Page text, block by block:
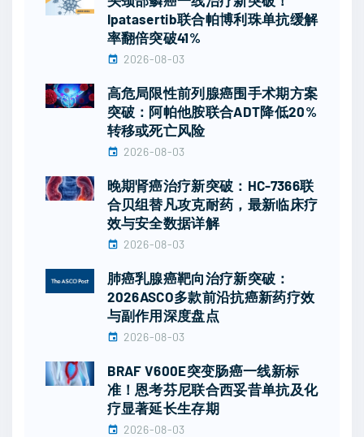
Ipatasertib联合帕博利珠单抗缓解
率翻倍突破41%
2026-08-03
高危局限性前列腺癌围手术期方案
突破：阿帕他胺联合ADT降低20%
转移或死亡风险
2026-08-03
晚期肾癌治疗新突破：HC-7366联
合贝组替凡攻克耐药，最新临床疗
效与安全数据详解
2026-08-03
肺癌乳腺癌靶向治疗新突破：
2026ASCO多款前沿抗癌新药疗效
与副作用深度盘点
2026-08-03
BRAF V600E突变肠癌一线新标
准！恩考芬尼联合西妥昔单抗及化
疗显著延长生存期
2026-08-03